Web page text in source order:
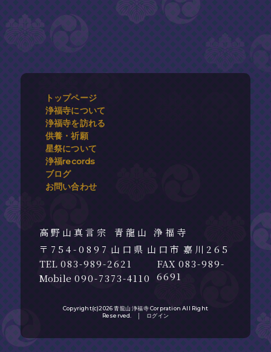
トップページ
浄福寺について
浄福寺を訪れる
供養・祈願
星祭について
浄福records
ブログ
お問い合わせ
青龍山 浄福寺
754-0897 山口県 山口市 嘉川265
083-989-2621
090-7373-4110
083-989-
6691
Copyright(c)2026 青龍山 浄福寺 Corpration All Right
Reserved. │ ログイン